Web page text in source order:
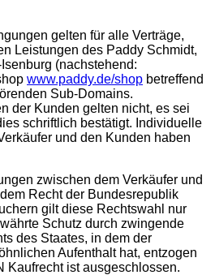
gelten für alle Verträge,
Leistungen des Paddy Schmidt,
(nachstehend:
www.paddy.de/shop betreffend
Sub-Domains.
der Kunden gelten nicht, es sei
schriftlich bestätigt. Individuelle
und den Kunden haben
zwischen dem Verkäufer und
Recht der Bundesrepublik
gilt diese Rechtswahl nur
Schutz durch zwingende
des Staates, in dem der
Aufenthalt hat, entzogen
Kaufrecht ist ausgeschlossen.